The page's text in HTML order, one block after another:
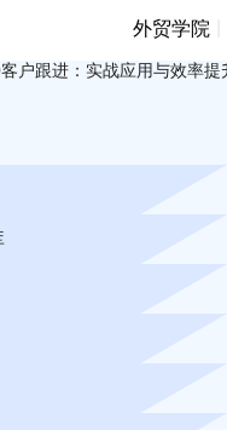
外贸学院
户跟进：实战应用与效率提